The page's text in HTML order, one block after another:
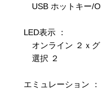
USB ホットキー/
LED表示 ：
オンライン ２ｘグ
選択 ２
エミュレーション ：